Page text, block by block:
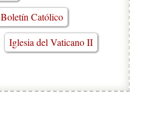
Boletín Católico
Iglesia del Vaticano II